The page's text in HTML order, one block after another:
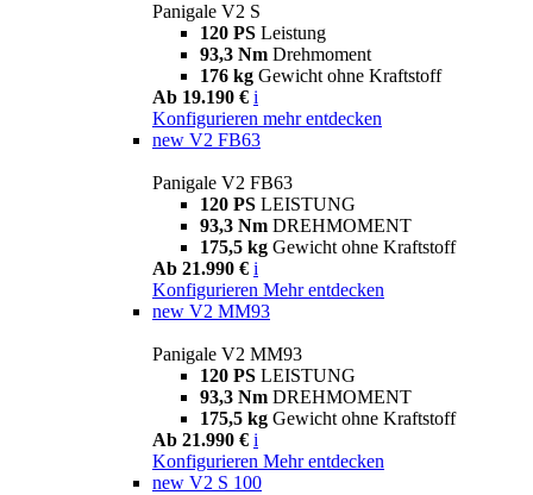
Panigale V2 S
120 PS Leistung
93,3 Nm Drehmoment
176 kg Gewicht ohne Kraftstoff
Ab 19.190 € i
Konfigurieren mehr entdecken
new V2 FB63
Panigale V2 FB63
120 PS LEISTUNG
93,3 Nm DREHMOMENT
175,5 kg Gewicht ohne Kraftstoff
Ab 21.990 € i
Konfigurieren Mehr entdecken
new V2 MM93
Panigale V2 MM93
120 PS LEISTUNG
93,3 Nm DREHMOMENT
175,5 kg Gewicht ohne Kraftstoff
Ab 21.990 € i
Konfigurieren Mehr entdecken
new V2 S 100